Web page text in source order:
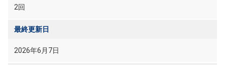
2回
最終更新日
2026年6月7日